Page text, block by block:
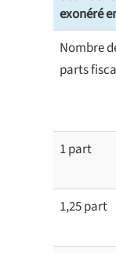
exonéré
Nombre
parts
1 part
1,25 part